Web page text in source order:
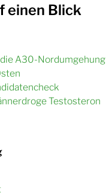
einen Blick
A30-Nordumgehung
Testosteron